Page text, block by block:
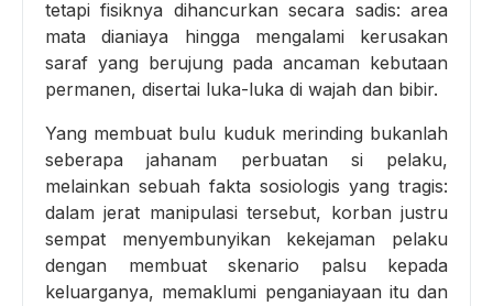
tetapi fisiknya dihancurkan secara sadis: area
mata dianiaya hingga mengalami kerusakan
saraf yang berujung pada ancaman kebutaan
permanen, disertai luka-luka di wajah dan bibir.
Yang membuat bulu kuduk merinding bukanlah
seberapa jahanam perbuatan si pelaku,
melainkan sebuah fakta sosiologis yang tragis:
dalam jerat manipulasi tersebut, korban justru
sempat menyembunyikan kekejaman pelaku
dengan membuat skenario palsu kepada
keluarganya, memaklumi penganiayaan itu dan